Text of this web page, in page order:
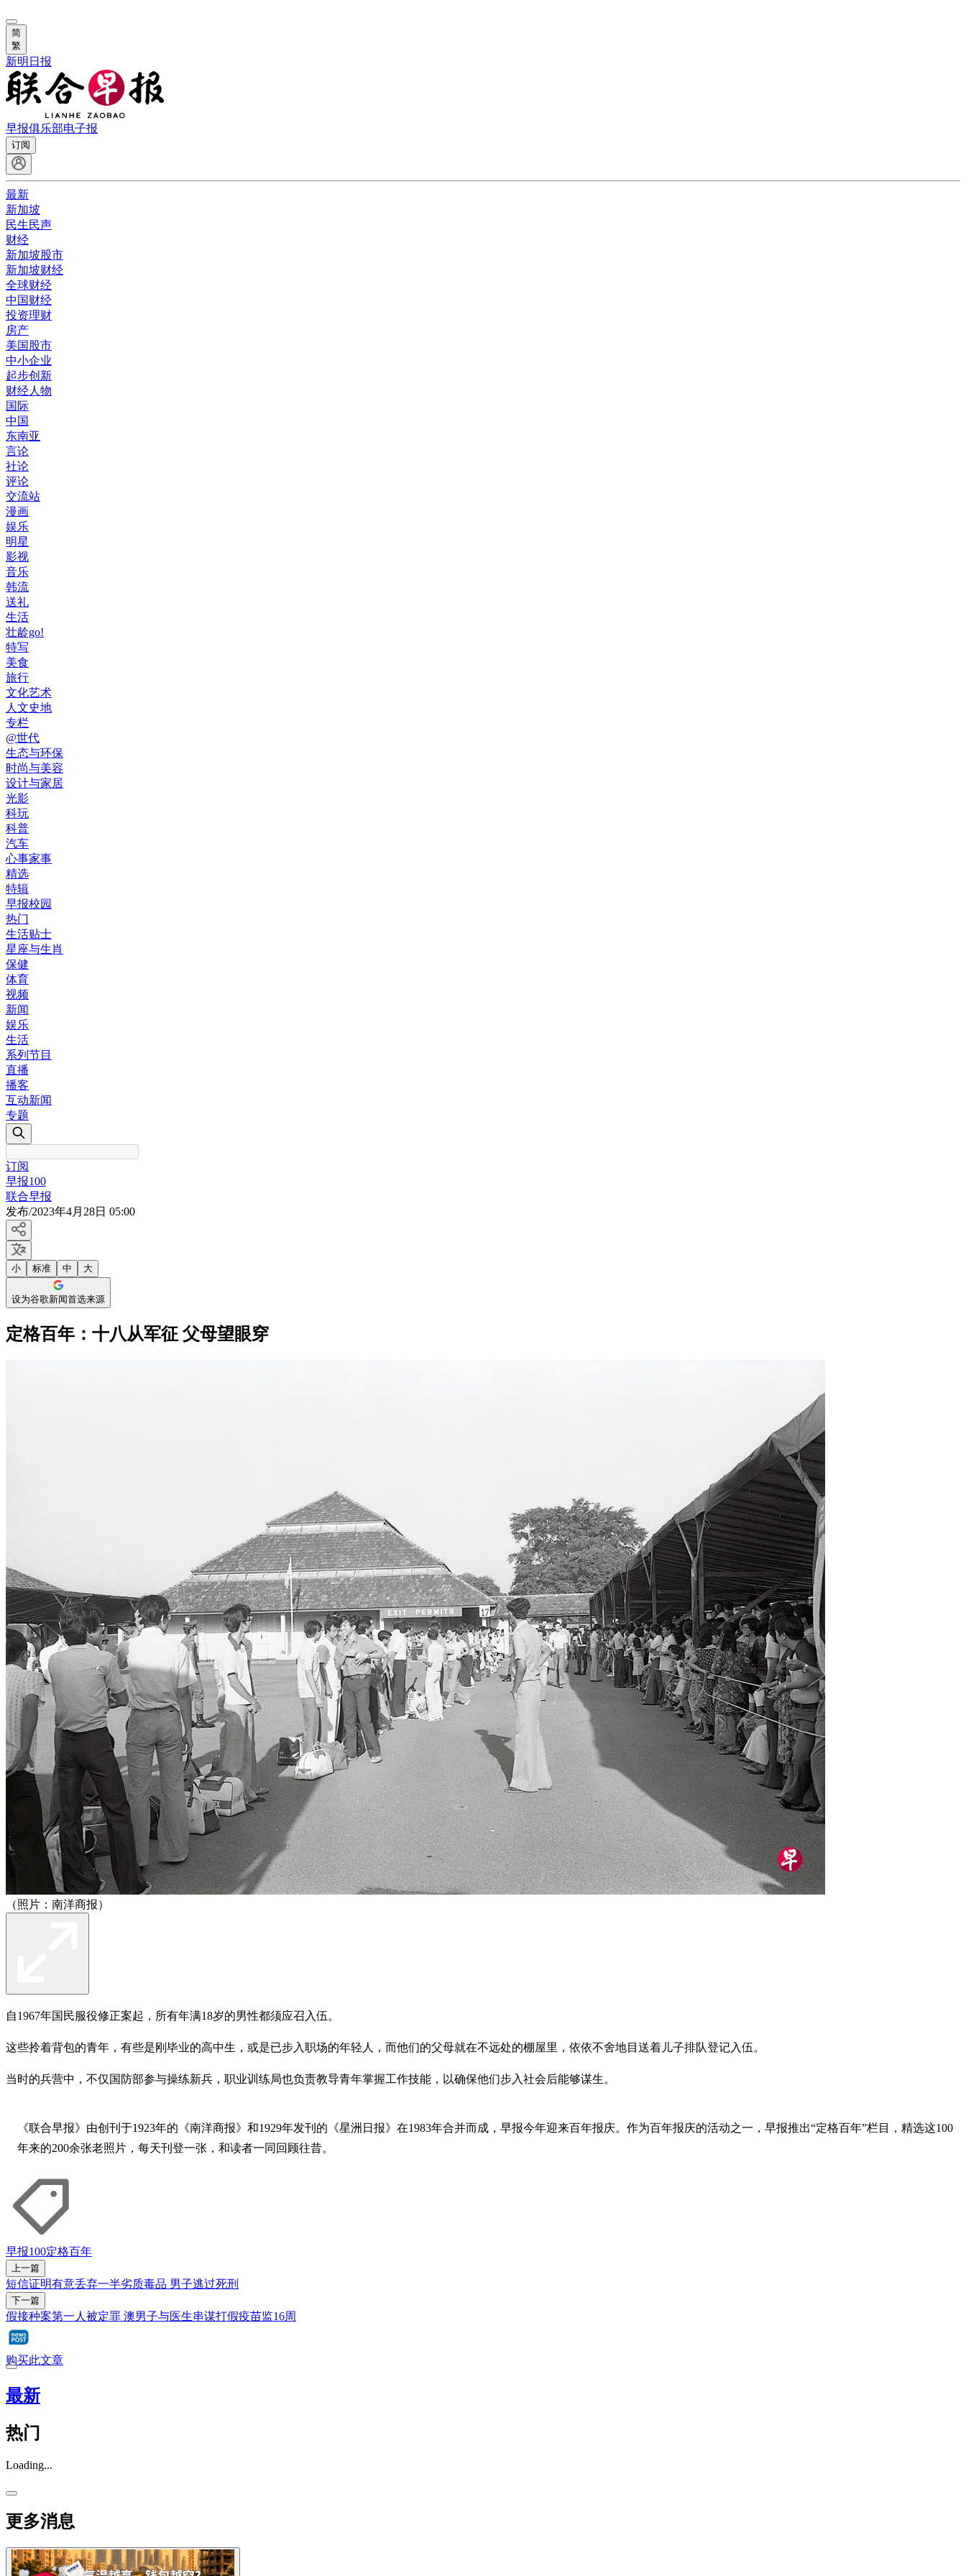
简
繁
新明日报
早报俱乐部电子报
订阅
最新
新加坡
民生民声
财经
新加坡股市
新加坡财经
全球财经
中国财经
投资理财
房产
美国股市
中小企业
起步创新
财经人物
国际
中国
东南亚
言论
社论
评论
交流站
漫画
娱乐
明星
影视
音乐
韩流
送礼
生活
壮龄go!
特写
美食
旅行
文化艺术
人文史地
专栏
@世代
生态与环保
时尚与美容
设计与家居
光影
科玩
科普
汽车
心事家事
精选
特辑
早报校园
热门
生活贴士
星座与生肖
保健
体育
视频
新闻
娱乐
生活
系列节目
直播
播客
互动新闻
专题
订阅
早报100
联合早报
发布/2023年4月28日 05:00
小 标准 中 大
设为谷歌新闻首选来源
定格百年：十八从军征 父母望眼穿
（照片：南洋商报）
自1967年国民服役修正案起，所有年满18岁的男性都须应召入伍。
这些拎着背包的青年，有些是刚毕业的高中生，或是已步入职场的年轻人，而他们的父母就在不远处的棚屋里，依依不舍地目送着儿子排队登记入伍。
当时的兵营中，不仅国防部参与操练新兵，职业训练局也负责教导青年掌握工作技能，以确保他们步入社会后能够谋生。
《联合早报》由创刊于1923年的《南洋商报》和1929年发刊的《星洲日报》在1983年合并而成，早报今年迎来百年报庆。作为百年报庆的活动之一，早报推出“定格百年”栏目，精选这100
年来的200余张老照片，每天刊登一张，和读者一同回顾往昔。
早报100定格百年
上一篇
短信证明有意丢弃一半劣质毒品 男子逃过死刑
下一篇
假接种案第一人被定罪 澳男子与医生串谋打假疫苗监16周
购买此文章
最新
热门
Loading...
更多消息